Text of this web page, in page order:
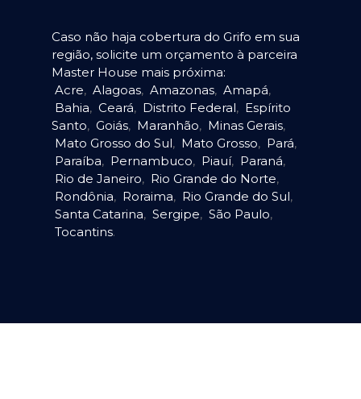
Caso não haja cobertura do Grifo em sua
região, solicite um orçamento à parceira
Master House mais próxima:
Acre, Alagoas, Amazonas, Amapá,
Bahia, Ceará, Distrito Federal, Espírito
Santo, Goiás, Maranhão, Minas Gerais,
Mato Grosso do Sul, Mato Grosso, Pará,
Paraíba, Pernambuco, Piauí, Paraná,
Rio de Janeiro, Rio Grande do Norte,
Rondônia, Roraima, Rio Grande do Sul,
Santa Catarina, Sergipe, São Paulo,
Tocantins.